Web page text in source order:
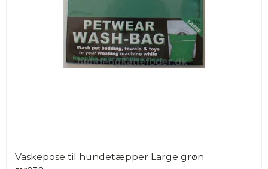
Vaskepose til hundetæpper Large grøn